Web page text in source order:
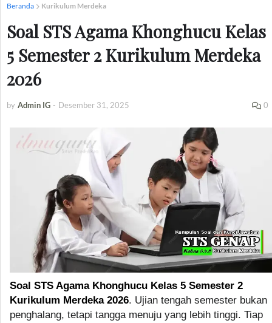
Beranda Kurikulum Merdeka
Soal STS Agama Khonghucu Kelas
5 Semester 2 Kurikulum Merdeka
2026
by Admin IG - Desember 31, 2025 0
Soal STS Agama Khonghucu Kelas 5 Semester 2
Kurikulum Merdeka 2026. Ujian tengah semester bukan
penghalang, tetapi tangga menuju yang lebih tinggi. Tiap